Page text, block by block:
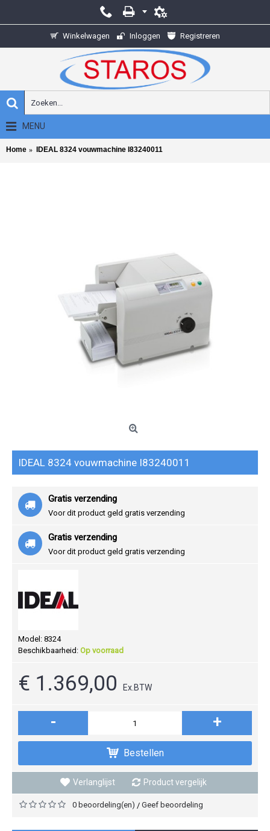
Winkelwagen Inloggen Registreren
MENU
Home IDEAL 8324 vouwmachine I83240011
IDEAL 8324 vouwmachine I83240011
Gratis verzending
Voor dit product geld gratis verzending
Gratis verzending
Voor dit product geld gratis verzending
Model: 8324
Beschikbaarheid: Op voorraad
€ 1.369,00 Ex.BTW
- +
Bestellen
Verlanglijst Product vergelijk
0 beoordeling(en) / Geef beoordeling